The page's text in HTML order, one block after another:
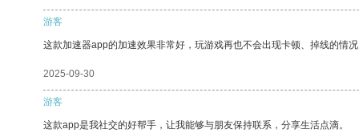
游客
这款加速器app的加速效果非常好，玩游戏再也不会出现卡顿、掉线的情
2025-09-30
游客
这款app是我社交的好帮手，让我能够与朋友保持联系，分享生活点滴。